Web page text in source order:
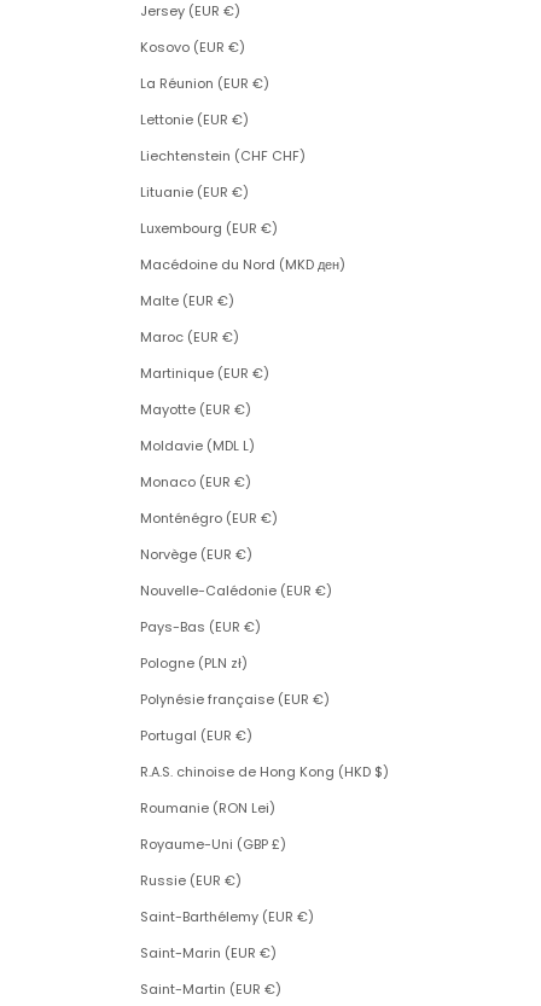
Jersey (EUR €)
Kosovo (EUR €)
La Réunion (EUR €)
Lettonie (EUR €)
Liechtenstein (CHF CHF)
Lituanie (EUR €)
Luxembourg (EUR €)
Macédoine du Nord (MKD ден)
Malte (EUR €)
Maroc (EUR €)
Martinique (EUR €)
Mayotte (EUR €)
Moldavie (MDL L)
Monaco (EUR €)
Monténégro (EUR €)
Norvège (EUR €)
Nouvelle-Calédonie (EUR €)
Pays-Bas (EUR €)
Pologne (PLN zł)
Polynésie française (EUR €)
Portugal (EUR €)
R.A.S. chinoise de Hong Kong (HKD $)
Roumanie (RON Lei)
Royaume-Uni (GBP £)
Russie (EUR €)
Saint-Barthélemy (EUR €)
Saint-Marin (EUR €)
Saint-Martin (EUR €)